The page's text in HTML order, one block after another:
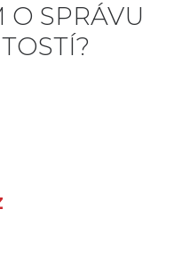
O SPRÁVU